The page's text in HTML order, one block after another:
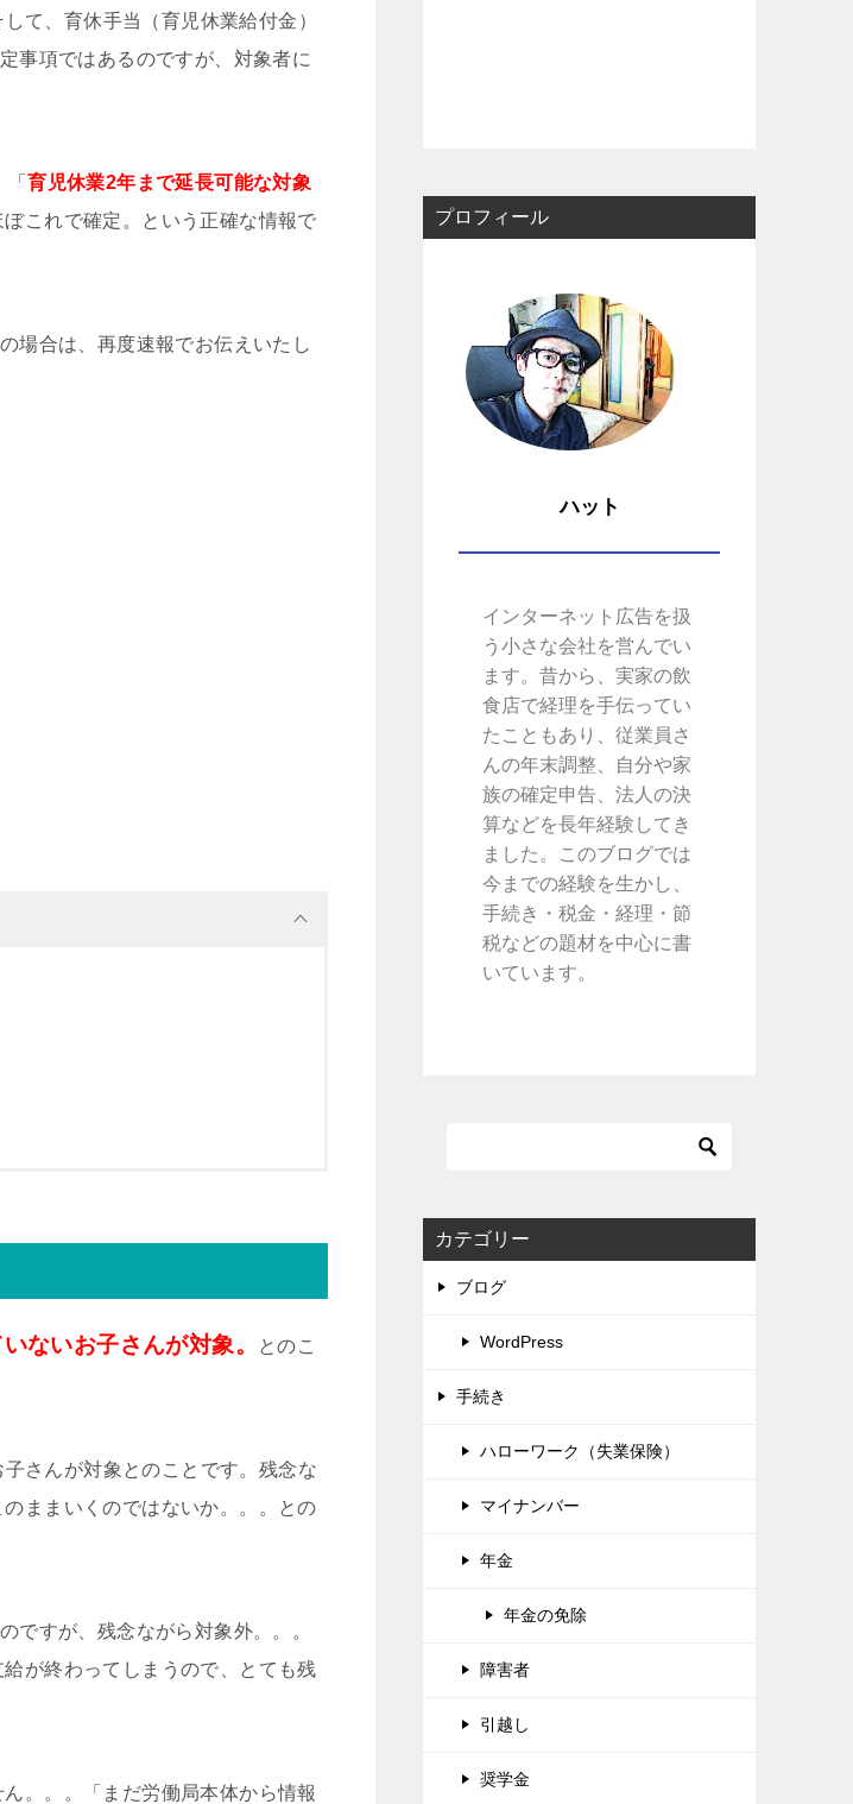
て、育休手当（育児休業給付金）
事項ではあるのですが、対象者に
「育児休業2年まで延長可能な対象
これで確定。という正確な情報で
場合は、再度速報でお伝えいたし
ないお子さんが対象。
とのこ
さんが対象とのことです。残念な
ままいくのではないか。。。との
ですが、残念ながら対象外。。。
が終わってしまうので、とても残
。。。「まだ労働局本体から情報
プロフィール
ハット
インターネット広告を扱
う小さな会社を営んでい
ます。昔から、実家の飲
食店で経理を手伝ってい
たこともあり、従業員さ
んの年末調整、自分や家
族の確定申告、法人の決
算などを長年経験してき
ました。このブログでは
今までの経験を生かし、
手続き・税金・経理・節
税などの題材を中心に書
いています。
カテゴリー
ブログ
WordPress
手続き
ハローワーク（失業保険）
マイナンバー
年金
年金の免除
障害者
引越し
奨学金